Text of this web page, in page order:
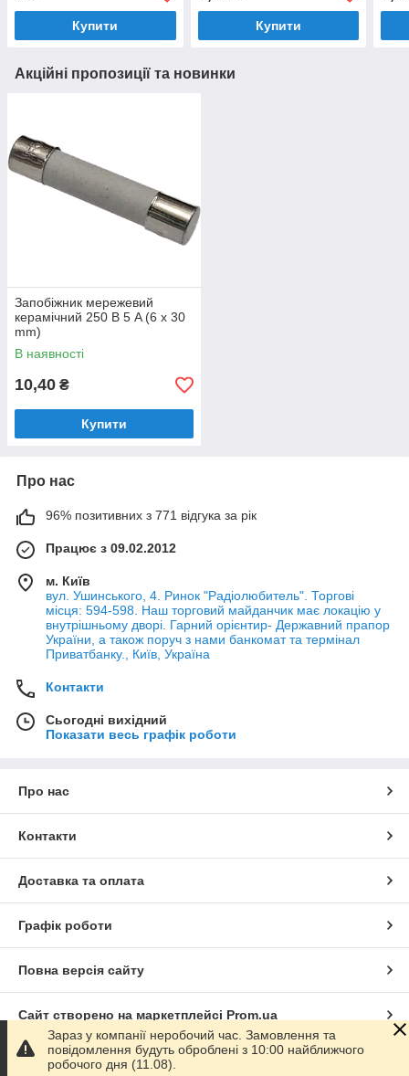
Купити Купити
Акційні пропозиції та новинки
Запобіжник мережевий
керамічний 250 В 5 A (6 x 30
mm)
В наявності
10,40 ₴
Купити
Про нас
96% позитивних з 771 відгука за рік
Працює з 09.02.2012
м. Київ
вул. Ушинського, 4. Ринок "Радіолюбитель". Торгові
місця: 594-598. Наш торговий майданчик має локацію у
внутрішньому дворі. Гарний орієнтир- Державний прапор
України, а також поруч з нами банкомат та термінал
Приватбанку., Київ, Україна
Контакти
Сьогодні вихідний
Показати весь графік роботи
Про нас
Контакти
Доставка та оплата
Графік роботи
Повна версія сайту
Сайт створено на маркетплейсі Prom.ua
Політика конфіденційності
Зараз у компанії неробочий час. Замовлення та
повідомлення будуть оброблені з 10:00 найближчого
робочого дня (11.08).